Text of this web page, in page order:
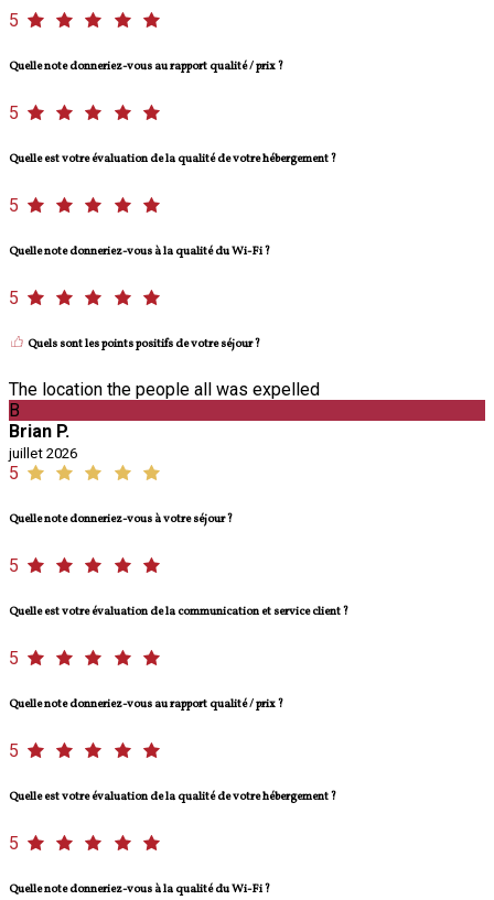
5
Quelle note donneriez-vous au rapport qualité / prix ?
5
Quelle est votre évaluation de la qualité de votre hébergement ?
5
Quelle note donneriez-vous à la qualité du Wi-Fi ?
5
Quels sont les points positifs de votre séjour ?
The location the people all was expelled
B
Brian P.
juillet 2026
5
Quelle note donneriez-vous à votre séjour ?
5
Quelle est votre évaluation de la communication et service client ?
5
Quelle note donneriez-vous au rapport qualité / prix ?
5
Quelle est votre évaluation de la qualité de votre hébergement ?
5
Quelle note donneriez-vous à la qualité du Wi-Fi ?